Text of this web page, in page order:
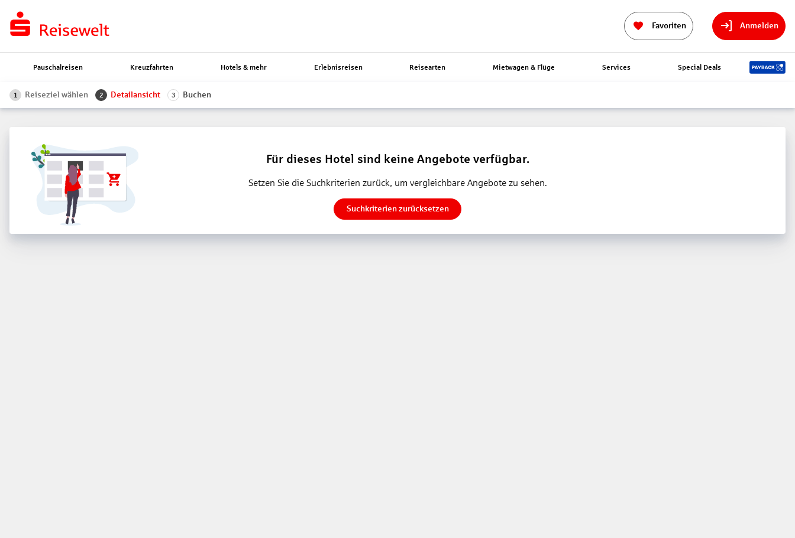
Favoriten Anmelden
Pauschalreisen Kreuzfahrten Hotels & mehr Erlebnisreisen Reisearten Mietwagen & Flüge Services Special Deals
1 Reiseziel wählen 2 Detailansicht 3 Buchen
Für dieses Hotel sind keine Angebote verfügbar.
Setzen Sie die Suchkriterien zurück, um vergleichbare Angebote zu sehen.
Suchkriterien zurücksetzen